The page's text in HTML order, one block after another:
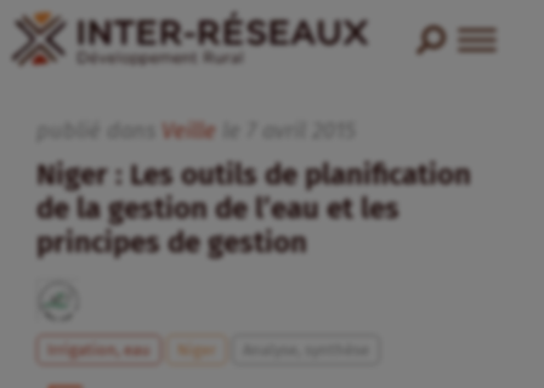
Veille
Niger : Les outils de planification
de la gestion de l’eau et les
principes de gestion
Irrigation, eau Niger